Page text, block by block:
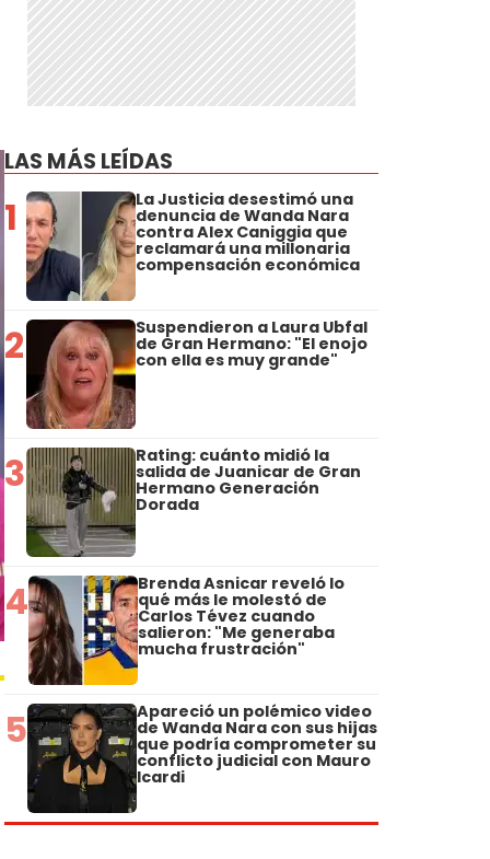
LAS MÁS LEÍDAS
1 La Justicia desestimó una
denuncia de Wanda Nara
contra Alex Caniggia que
reclamará una millonaria
compensación económica
2 Suspendieron a Laura Ubfal
de Gran Hermano: "El enojo
con ella es muy grande"
3 Rating: cuánto midió la
salida de Juanicar de Gran
Hermano Generación
Dorada
4 Brenda Asnicar reveló lo
qué más le molestó de
Carlos Tévez cuando
salieron: "Me generaba
mucha frustración"
5 Apareció un polémico video
de Wanda Nara con sus hijas
que podría comprometer su
conflicto judicial con Mauro
Icardi